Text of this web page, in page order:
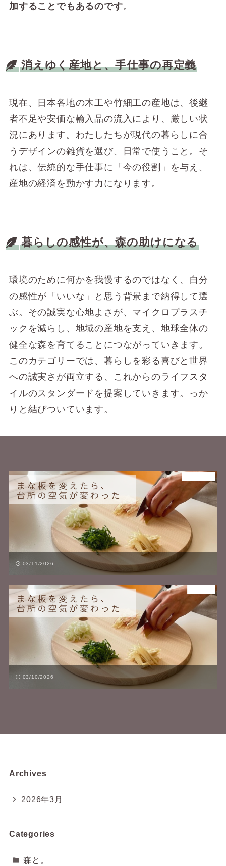
加することでもあるのです。
消えゆく産地と、手仕事の再定義
現在、日本各地の木工や竹細工の産地は、後継
者不足や安価な輸入品の流入により、厳しい状
況にあります。わたしたちが現代の暮らしに合
うデザインの雑貨を選び、日常で使うこと。そ
れは、伝統的な手仕事に「今の役割」を与え、
産地の経済を動かす力になります。
暮らしの感性が、森の助けになる
環境のために何かを我慢するのではなく、自分
の感性が「いいな」と思う背景まで納得して選
ぶ。その誠実な心地よさが、マイクロプラスチ
ックを減らし、地域の産地を支え、地球全体の
健全な森を育てることにつながっていきます。
このカテゴリーでは、暮らしを彩る喜びと世界
への誠実さが両立する、これからのライフスタ
イルのスタンダードを提案していきます。っか
りと結びついています。
03/11/2026
03/10/2026
Archives
2026年3月
Categories
森と。